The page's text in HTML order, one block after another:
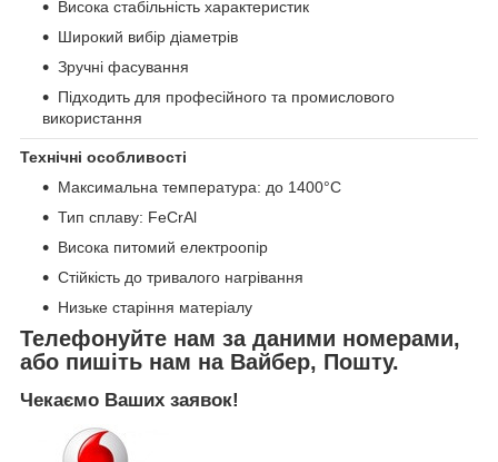
Висока стабільність характеристик
Широкий вибір діаметрів
Зручні фасування
Підходить для професійного та промислового
використання
Технічні особливості
Максимальна температура: до 1400°C
Тип сплаву: FeCrAl
Висока питомий електроопір
Стійкість до тривалого нагрівання
Низьке старіння матеріалу
Телефонуйте нам за даними номерами,
або пишіть нам на Вайбер, Пошту.
Чекаємо Ваших заявок!